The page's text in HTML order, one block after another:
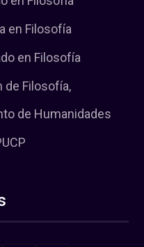
en Filosofía
en Filosofía
de Filosofía,
de Humanidades